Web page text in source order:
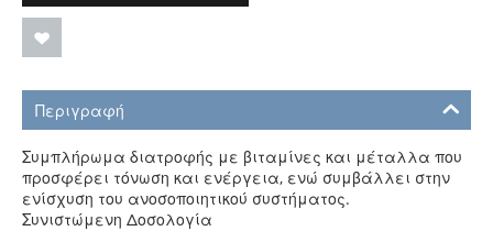
Περιγραφή
Συμπλήρωμα διατροφής με βιταμίνες και μέταλλα που
προσφέρει τόνωση και ενέργεια, ενώ συμβάλλει στην
ενίσχυση του ανοσοποιητικού συστήματος.
Συνιστώμενη Δοσολογία